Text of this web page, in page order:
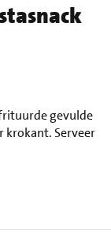
gevulde
krokant. Serveer